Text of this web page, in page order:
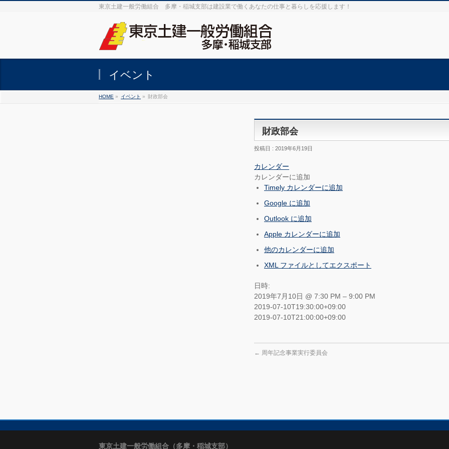
東京土建一般労働組合 多摩・稲城支部は建設業で働くあなたの仕事と暮らしを応援します！
イベント
HOME » イベント » 財政部会
財政部会
投稿日 : 2019年6月19日
カレンダー
カレンダーに追加
Timely カレンダーに追加
Google に追加
Outlook に追加
Apple カレンダーに追加
他のカレンダーに追加
XML ファイルとしてエクスポート
日時:
2019年7月10日 @ 7:30 PM – 9:00 PM
2019-07-10T19:30:00+09:00
2019-07-10T21:00:00+09:00
← 周年記念事業実行委員会
東京土建一般労働組合（多摩・稲城支部）